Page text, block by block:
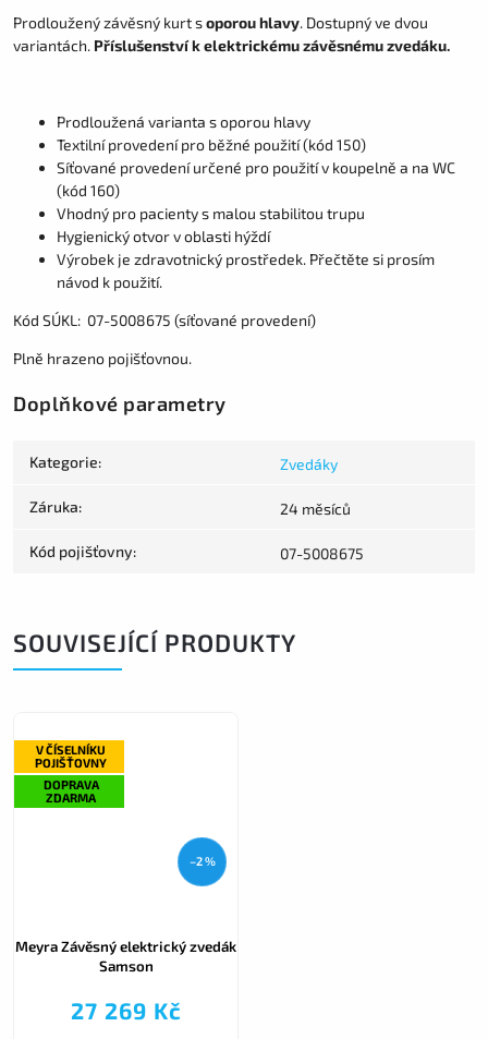
Prodloužený závěsný kurt soporou hlavy. Dostupný ve dvou
variantách. Příslušenství k elektrickému závěsnému zvedáku.
Prodloužená varianta s oporou hlavy
Textilní provedení pro běžné použití (kód 150)
Síťované provedení určené pro použití v koupelně a na WC
(kód 160)
Vhodný pro pacienty s malou stabilitou trupu
Hygienický otvor v oblasti hýždí
Výrobek je zdravotnický prostředek. Přečtěte si prosím
návod k použití.
Kód SÚKL: 07-5008675 (síťované provedení)
Plně hrazeno pojišťovnou.
Doplňkové parametry
Kategorie: Zvedáky
Záruka: 24 měsíců
Kód pojišťovny: 07-5008675
SOUVISEJÍCÍ PRODUKTY
V ČÍSELNÍKU
POJIŠŤOVNY
DOPRAVA
ZDARMA
–2 %
Meyra Závěsný elektrický zvedák
Samson
27 269 Kč